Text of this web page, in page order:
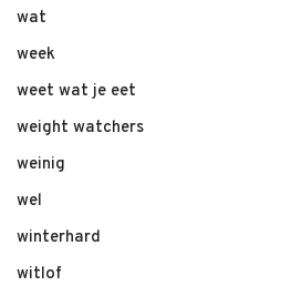
wat
week
weet wat je eet
weight watchers
weinig
wel
winterhard
witlof